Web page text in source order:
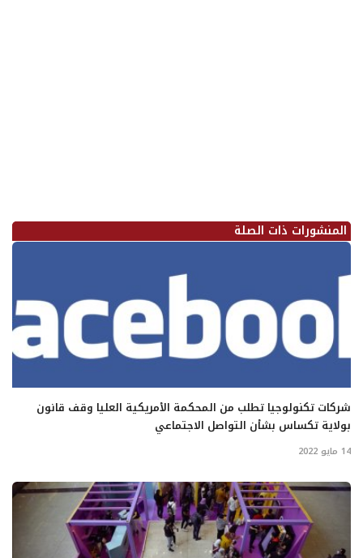
المنشورات ذات الصلة
شركات تكنولوجيا تطلب من المحكمة الأمريكية العليا وقف قانون
بولاية تكساس بشأن التواصل الاجتماعي
14 مايو 2022